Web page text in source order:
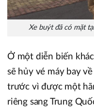
Xe buýt đã có mặt
Ở một diễn biến
sẽ hủy vé máy bay
trước vì được một
riêng sang Trung